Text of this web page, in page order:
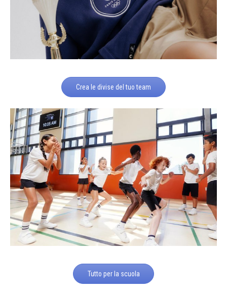
Crea le divise del tuo team
Tutto per la scuola